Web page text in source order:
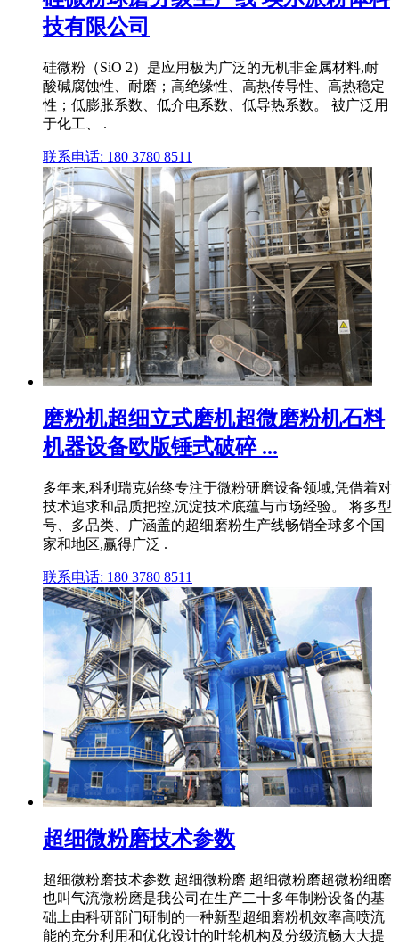
技有限公司
硅微粉（SiO 2）是应用极为广泛的无机非金属材料,耐
酸碱腐蚀性、耐磨；高绝缘性、高热传导性、高热稳定
性；低膨胀系数、低介电系数、低导热系数。 被广泛用
于化工、 .
联系电话: 180 3780 8511
磨粉机超细立式磨机超微磨粉机石料
机器设备欧版锤式破碎 ...
多年来,科利瑞克始终专注于微粉研磨设备领域,凭借着对
技术追求和品质把控,沉淀技术底蕴与市场经验。 将多型
号、多品类、广涵盖的超细磨粉生产线畅销全球多个国
家和地区,赢得广泛 .
联系电话: 180 3780 8511
超细微粉磨技术参数
超细微粉磨技术参数 超细微粉磨 超细微粉磨超微粉细磨
也叫气流微粉磨是我公司在生产二十多年制粉设备的基
础上由科研部门研制的一种新型超细磨粉机效率高喷流
能的充分利用和优化设计的叶轮机构及分级流畅大大提